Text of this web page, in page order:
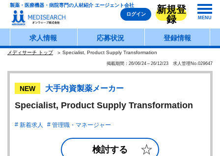
製薬・医療機器・病院専門の人材紹介 エージェント会社
ログイン
新規登
録
MENU
求人情報 応募状況 登録情報
メディサーチ トップ Specialist, Product Supply Transformation
掲載期間：26/06/24～26/12/23 求人管理No.029647
NEW 大手内資製薬メーカー
Specialist, Product Supply Transformation
新着求人 管理職・マネージャー
検討する